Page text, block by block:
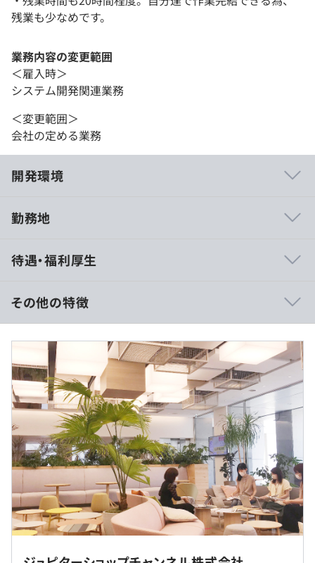
残業も少なめです。
業務内容の変更範囲
＜雇入時＞
システム開発関連業務
＜変更範囲＞
会社の定める業務
開発環境
構成を整えているため、未経験の方でも先端技術に携われ
自由度が高くスピーディーに開発できる環境です。
◆『ショップチャンネル』
https://www.shopch.jp/
24時間放送、テレビショッピングでお馴染みのショップ
チャンネルの通販サイトです。
◎月間アクセス数：1億3,000万PV程度
◎全社年間売上：1,555億円（うちネット売上の割合が
年々増加傾向）
相談の上、ご希望のマシンを支給いたします。
勤務地
在宅勤務は週2日実施可能です。
待遇・福利厚生
月給：250,000円～437,000円
※時間外残業：残業時間に応じて支給いたします。
（※ 想定年収は年収提示額を保証するものではありません）
9：30～17：45（実働7時間15分）
※繁忙期の残業は多くなる場合もあります。
休憩時間：60分
その他の特徴